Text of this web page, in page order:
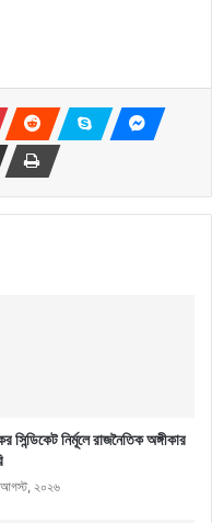
সিন্ডিকেট নির্মূলে রাজনৈতিক অঙ্গীকার
২০২৬